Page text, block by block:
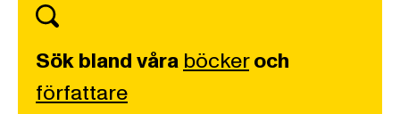
Sök bland våra böckeroch
författare